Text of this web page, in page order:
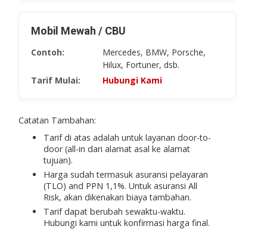
Mobil Mewah / CBU
Contoh:
Mercedes, BMW, Porsche,
Hilux, Fortuner, dsb.
Tarif Mulai:
Hubungi Kami
Catatan Tambahan:
Tarif di atas adalah untuk layanan door-to-
door(all-in dari alamat asal ke alamat
tujuan).
Harga sudah termasuk asuransi pelayaran
(TLO) and PPN 1,1%. Untuk asuransi All
Risk, akan dikenakan biaya tambahan.
Tarif dapat berubah sewaktu-waktu.
Hubungi kami untuk konfirmasi harga final.